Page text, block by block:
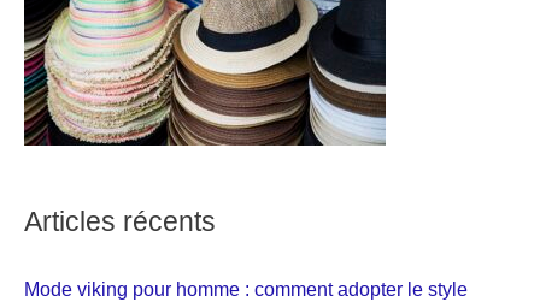
Articles récents
Mode viking pour homme : comment adopter le style